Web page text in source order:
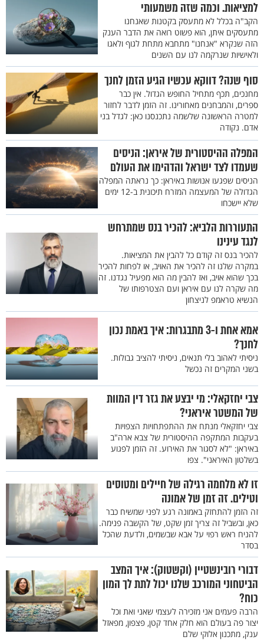
למציאות. וכמה שזה משמעותי
הקב"ה בכלל לא מתעסק בקטנות שאנחנו
מתעסקים איתן, הוא פשוט רואה את הדבר הענק
הזה שנקרא "אנחנו" מתחבא מתחת לגוף ולאגו
ולאישיות שנרקמה לנו עם השנים
סוף שנה? דווקא עכשיו הגיע הזמן לחנך
מחנכים, תכף מתחיל החופש הגדול. אין כבר
ספרים, והמבחנים מאחורינו. זה הזמן לדבר לחזור
למטרה הראשונה שלשמה נתכנסנו כאן: לגדל בני
אדם. נקודה
המפלה ההיסטורית של איראן: הניסים
שעמדו לצד ישראל והדהימו את העולם
הניסים שפגעו אנושות באיראן: כך נראתה המפלה
הגדולה של המעצמה המזרח תיכונית ב-12 ימים
שלא יישכחו
התעוררות הלביא: להכיר בנס שמתרחש
לנגד עינינו
להכיר בנס זה קודם כל להבין את המציאות.
במקרה שלנו זה להכיר את האויב, או לפחות להכיר
בכך שהוא אויב, ואז להבין מה הוא מפעיל נגדנו. זה
מה שקרה לנו עם איראן ועם הצטרפותו של
הנשיא טראמפ לניצחון
אמא אחת ו-3 מתבגרות: איך באמת נכון
לחנך?
ניסיתי לאהוב בלי תנאים, ניסיתי להציב גבולות.
בשני המקרים זה נכשל
צבי יחזקאלי: מי יבצע את גזר דין המוות
של המשטר איראני?
צבי יחזקאלי מנתח את ההתפתחויות הצפויות
בעקבות המתקפה ההיסטורית של צבא ארה"ב
באיראן: "לא לסגור את האירוע. זה הזמן לפגוע
בשלטון האיראני". צפו
זו לא מלחמה רגילה של חיילים ומטוסים
וטילים. זה זמן של אמונה
זה הזמן להתחזק באמונה רגע לפני שמשיח כבר
כאן, ובשביל זה צריך זמן שקט, של הקשבה פנימה.
להניח ראש רפוי על אבא שבשמים, ולדעת שהכל
בסדר
דבורי רובינשטיין (וקשטוק): איך המצב
הביטחוני המורכב שלנו יכול לתת לך המון
כוח?
הרבה פעמים אני מזכירה לעצמי שאני ואת וכל
יצור פה בעולם הוא חלק אחד קטן, פצפון, מפאזל
ענק, מתכנון אלוקי שלם